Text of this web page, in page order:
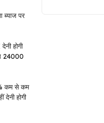
ब्याज पर
होगी
24000
कम से कम
देनी होगी